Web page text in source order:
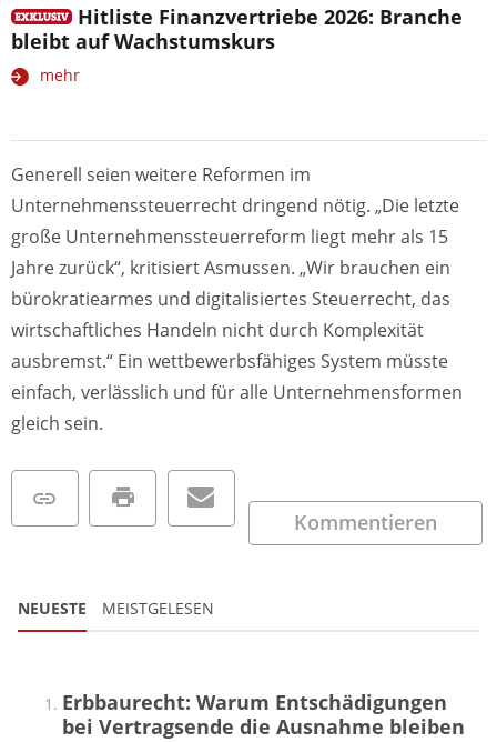
Hitliste Finanzvertriebe 2026: Branche
bleibt auf Wachstumskurs
mehr
Generell seien weitere Reformen im
Unternehmenssteuerrecht dringend nötig. „Die letzte
große Unternehmenssteuerreform liegt mehr als 15
Jahre zurück“, kritisiert Asmussen. „Wir brauchen ein
bürokratiearmes und digitalisiertes Steuerrecht, das
wirtschaftliches Handeln nicht durch Komplexität
ausbremst.“ Ein wettbewerbsfähiges System müsste
einfach, verlässlich und für alle Unternehmensformen
gleich sein.
Kommentieren
NEUESTE MEISTGELESEN
Erbbaurecht: Warum Entschädigungen
bei Vertragsende die Ausnahme bleiben